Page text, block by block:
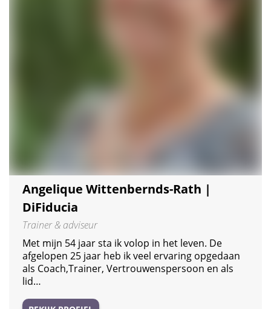
Angelique Wittenbernds-Rath |
DiFiducia
Trainer & adviseur
Met mijn 54 jaar sta ik volop in het leven. De
afgelopen 25 jaar heb ik veel ervaring opgedaan
als Coach,Trainer, Vertrouwenspersoon en als
lid…